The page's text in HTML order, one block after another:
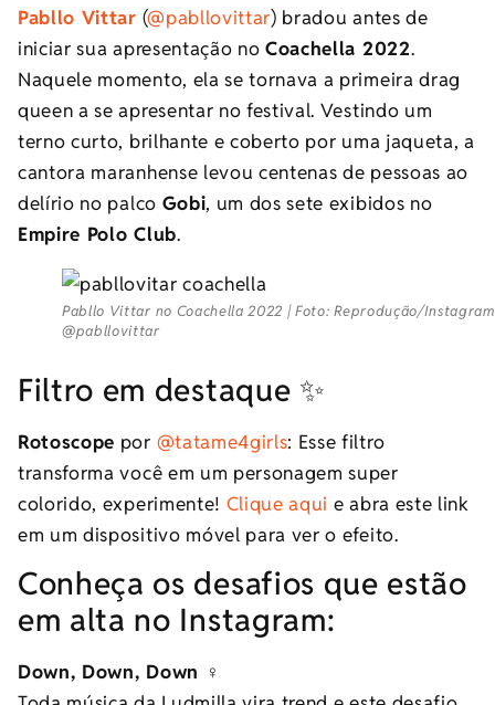
Pabllo Vittar (@pabllovittar) bradou antes de
iniciar sua apresentação noCoachella 2022.
Naquele momento, ela se tornava a primeira drag
queen a se apresentar no festival. Vestindo um
terno curto, brilhante e coberto por uma jaqueta, a
cantora maranhense levou centenas de pessoas ao
delírio no palco Gobi, um dos sete exibidos no
Empire Polo Club.
Pabllo Vittar no Coachella 2022 | Foto: Reprodução/Instagram
@pabllovittar
Filtro em destaque ✨
Rotoscope por @tatame4girls: Esse filtro
transforma você em um personagem super
colorido, experimente! Clique aqui e abra este link
em um dispositivo móvel para ver o efeito.
Conheça os desafios que estão
em alta no Instagram:
Down, Down, Down ‍♀️